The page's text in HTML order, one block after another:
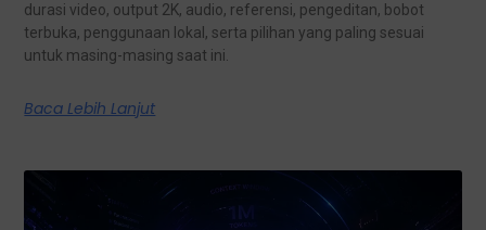
durasi video, output 2K, audio, referensi, pengeditan, bobot
terbuka, penggunaan lokal, serta pilihan yang paling sesuai
untuk masing-masing saat ini.
Baca Lebih Lanjut